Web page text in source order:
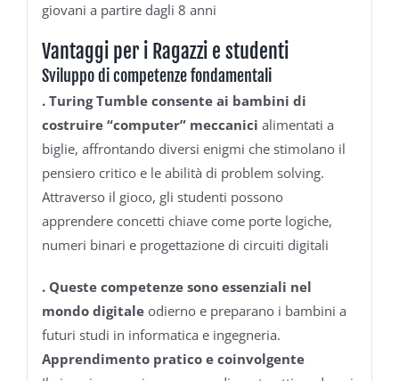
giovani a partire dagli 8 anni
Vantaggi per i Ragazzi e studenti
Sviluppo di competenze fondamentali
.Turing Tumble consente ai bambini di
costruire “computer” meccanici alimentati a
biglie, affrontando diversi enigmi che stimolano il
pensiero critico e le abilità di problem solving.
Attraverso il gioco, gli studenti possono
apprendere concetti chiave come porte logiche,
numeri binari e progettazione di circuiti digitali
.Queste competenze sono essenziali nel
mondo digitaleodierno e preparano i bambini a
futuri studi in informatica e ingegneria.
Apprendimento pratico e coinvolgente